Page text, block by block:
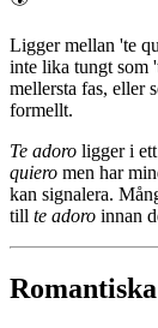
Ligger mellan 'te
inte lika tungt som
mellersta fas, eller
formellt.
Te adoro ligger i
quiero men har
kan signalera.
till te adoro innan